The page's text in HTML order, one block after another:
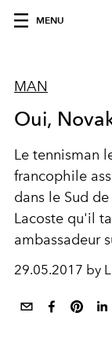
MENU
MAN
Oui,
Le tennisman
francophile
dans le Sud
Lacoste qu'il
ambassadeur
29.05.2017 by